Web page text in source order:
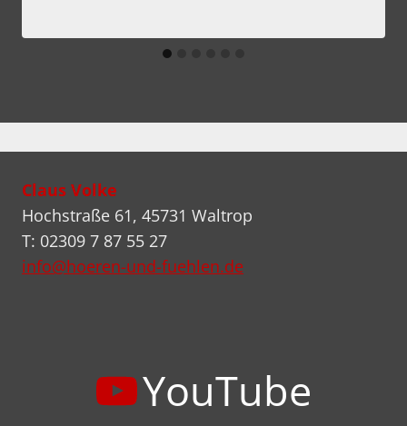
Claus Volke
Hochstraße 61, 45731 Waltrop
T: 02309 7 87 55 27
info@hoeren-und-fuehlen.de
YouTube